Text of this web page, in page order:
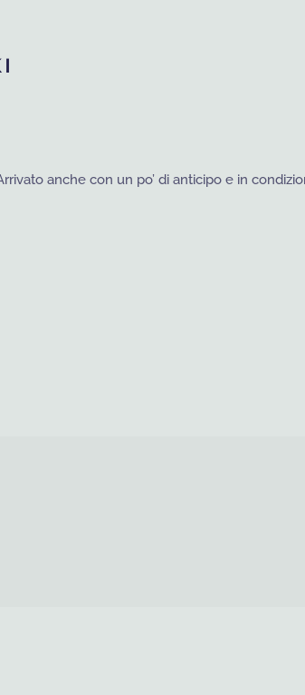
anche con un po’ di anticipo e in